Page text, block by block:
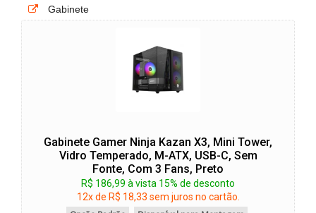
Gabinete
Gabinete Gamer Ninja Kazan X3, Mini Tower,
Vidro Temperado, M-ATX, USB-C, Sem
Fonte, Com 3 Fans, Preto
R$ 186,99 à vista 15% de desconto
12x de R$ 18,33 sem juros no cartão.